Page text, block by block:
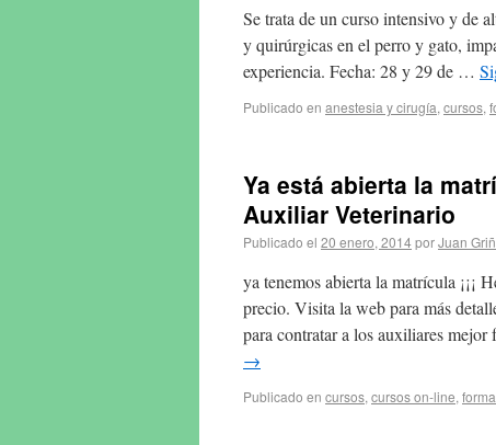
Se trata de un curso intensivo y de
y quirúrgicas en el perro y gato,
experiencia. Fecha: 28 y 29 de …
Publicado en anestesia y cirugía, cursos,
Ya está abierta la
Auxiliar Veterinario
Publicado el 20 enero, 2014porJuan
ya tenemos abierta la matrícula ¡¡¡
precio. Visita la web para más
para contratar a los auxiliares
→
Publicado en cursos, cursos on-line,